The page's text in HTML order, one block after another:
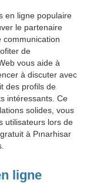
en ligne populaire
le partenaire
communication
de
vous aide à
à discuter avec
des profils de
intéressants. Ce
solides, vous
utilisateurs lors de
à Pınarhisar
ligne